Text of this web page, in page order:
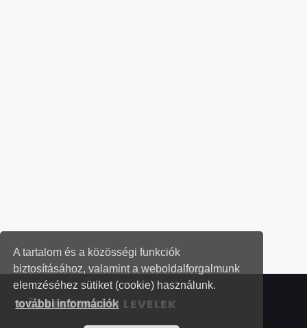
A tartalom és a közösségi funkciók
biztosításához, valamint a weboldalforgalmunk
elemzéséhez sütiket (cookie) használunk.
további információk
KÖZBESZERZÉSI LEVELEK